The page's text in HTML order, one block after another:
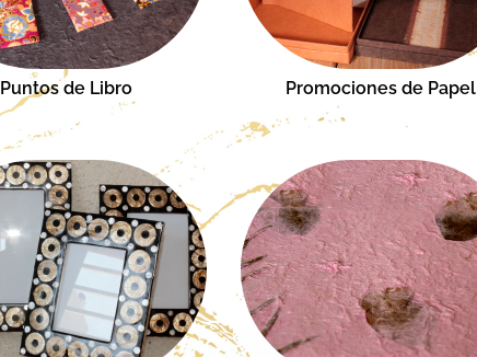
Puntos de Libro Promociones de Papel